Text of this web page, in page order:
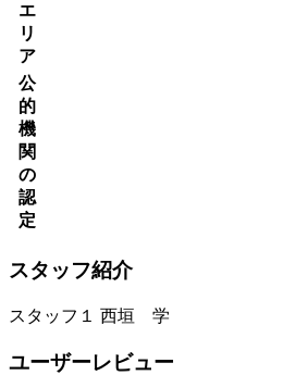
エ
リ
ア
公
的
機
関
の
認
定
スタッフ紹介
スタッフ１ 西垣 学
ユーザーレビュー